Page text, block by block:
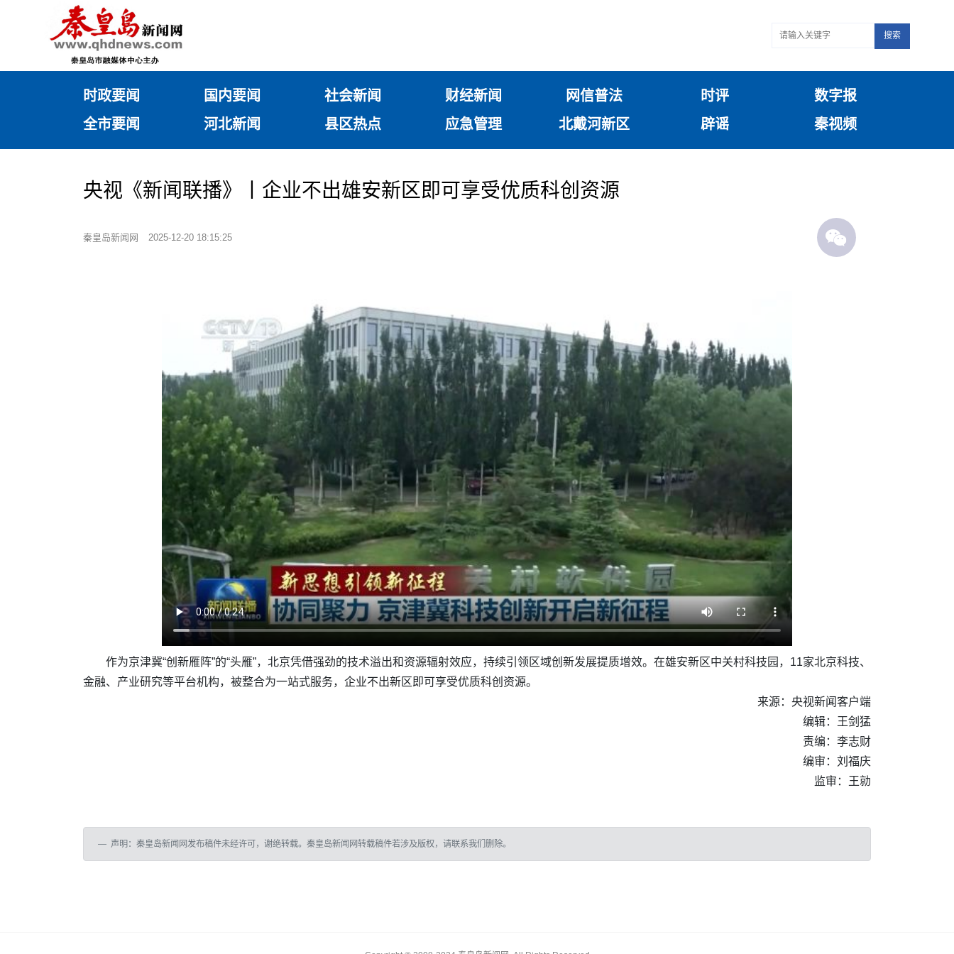
搜索
时政要闻 国内要闻 社会新闻 财经新闻 网信普法 时评
数字报
全市要闻
河北新闻 县区热点 应急管理 北戴河新区 辟谣 秦视频
央视《新闻联播》丨企业不出雄安新区即可享受优质科创资源
秦皇岛新闻网 2025-12-20 18:15:25
作为京津冀“创新雁阵”的“头雁”，北京凭借强劲的技术溢出和资源辐射效应，持续引领区域创新发展提质增效。在雄安新区中关村科技园，11家北京科技、
金融、产业研究等平台机构，被整合为一站式服务，企业不出新区即可享受优质科创资源。
来源：央视新闻客户端
编辑：王剑猛
责编：李志财
编审：刘福庆
监审：王勍
声明：秦皇岛新闻网发布稿件未经许可，谢绝转载。秦皇岛新闻网转载稿件若涉及版权，请联系我们删除。